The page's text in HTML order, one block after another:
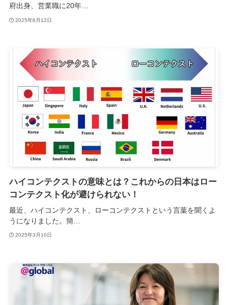
府出身、営業職に20年…
2025年6月12日
ハイコンテクストの意味とは？これからの日本はロー
コンテクスト化が避けられない！
最近、ハイコンテクスト、ローコンテクストという言葉を聞くよ
うになりました。簡…
2025年3月10日